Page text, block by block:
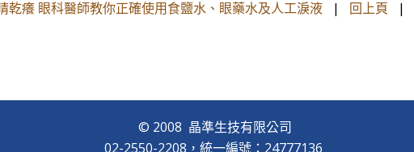
乾癢 眼科醫師教你正確使用食鹽水、眼藥水及人工淚液 | 回上頁 |
© 2008 晶準生技有限公司
02-2550-2208，統一編號：24777136